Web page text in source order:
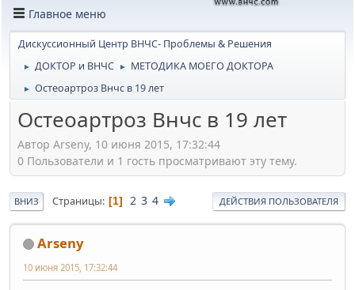
Главное меню
Дискуссионный Центр ВНЧС- Проблемы & Решения
► ДОКТОР и ВНЧС ► МЕТОДИКА МОЕГО ДОКТОРА
► Остеоартроз Внчс в 19 лет
Остеоартроз Внчс в 19 лет
Автор Arseny, 10 июня 2015, 17:32:44
0 Пользователи и 1 гость просматривают эту тему.
ВНИЗ Страницы 1 2 3 4 ДЕЙСТВИЯ ПОЛЬЗОВАТЕЛЯ
Arseny
10 июня 2015, 17:32:44